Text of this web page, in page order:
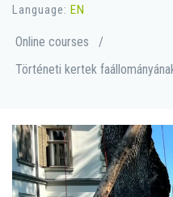
Language: EN
Online courses
/
Történeti kertek